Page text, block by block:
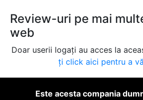
Review-uri pe mai
web
Doar userii logați au acces la
ți click aici pentru a
Este acesta compania